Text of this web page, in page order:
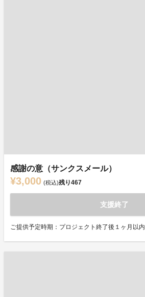
感謝の意（サンクスメール）
¥3,000 (税込)残り467
支援終了
ご提供予定時期：プロジェクト終了後１ヶ月以内